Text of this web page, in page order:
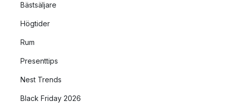
Bästsäljare
Högtider
Rum
Presenttips
Nest Trends
Black Friday 2026